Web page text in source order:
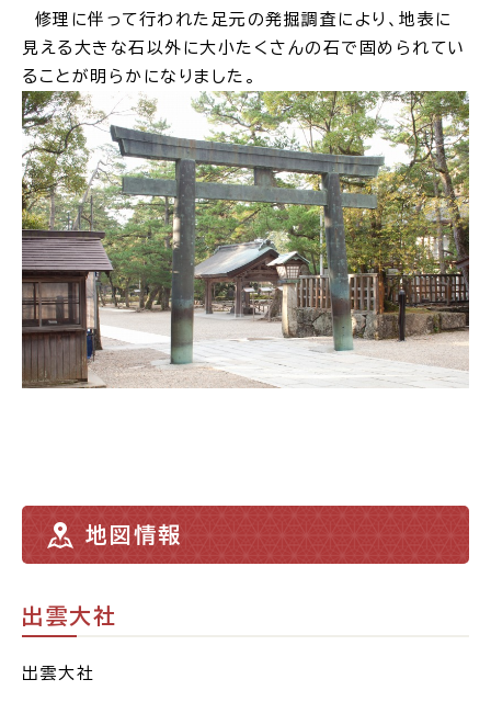
修理に伴って行われた足元の発掘調査により、地表に
見える大きな石以外に大小たくさんの石で固められてい
ることが明らかになりました。
地図情報
出雲大社
出雲大社